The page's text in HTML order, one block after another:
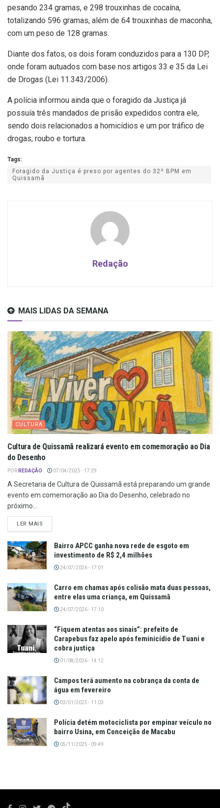
pesando 234 gramas, e 298 trouxinhas de cocaína,
totalizando 596 gramas, além de 64 trouxinhas de maconha,
com um peso de 128 gramas.
Diante dos fatos, os dois foram conduzidos para a 130 DP,
onde foram autuados com base nos artigos 33 e 35 da Lei
de Drogas (Lei 11.343/2006).
A polícia informou ainda que o foragido da Justiça já
possuía três mandados de prisão expedidos contra ele,
sendo dois relacionados a homicídios e um por tráfico de
drogas, roubo e tortura.
Tags:
Foragido da Justiça é preso por agentes do 32º BPM em
Quissamã
Redação
MAIS LIDAS DA SEMANA
CULTURA
Cultura de Quissamã realizará evento em comemoração ao Dia
do Desenho
POR REDAÇÃO 07/04/2025 - 17:29
A Secretaria de Cultura de Quissamã está preparando um grande
evento em comemoração ao Dia do Desenho, celebrado no
próximo...
LER MAIS
Bairro APCC ganha nova rede de esgoto em
investimento de R$ 2,4 milhões
24/07/2026 - 17:01
Carro em chamas após colisão mata duas pessoas,
entre elas uma criança, em Quissamã
24/07/2026 - 17:10
“Fiquem atentas aos sinais”: prefeito de
Carapebus faz apelo após feminicídio de Tuani e
cobra justiça
01/08/2026 - 14:12
Campos terá aumento na cobrança da conta de
água em fevereiro
03/01/2025 - 11:03
Polícia detém motociclista por empinar veículo no
bairro Usina, em Conceição de Macabu
05/11/2025 - 09:49